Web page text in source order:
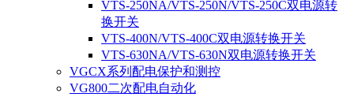
VTS-250NA/VTS-250N/VTS-250C双电源转
换开关
VTS-400N/VTS-400C双电源转换开关
VTS-630NA/VTS-630N双电源转换开关
VGCX系列配电保护和测控
VG800二次配电自动化